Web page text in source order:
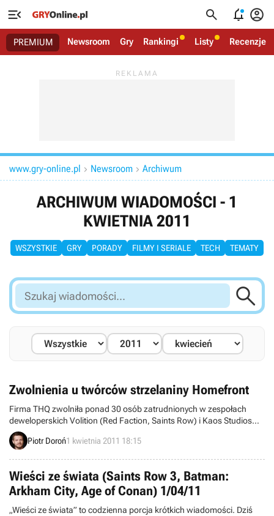
   
PREMIUM Newsroom Gry Rankingi Listy Recenzje
www.gry-online.pl  Newsroom  Archiwum
ARCHIWUM WIADOMOŚCI - 1
KWIETNIA 2011
WSZYSTKIE GRY PORADY FILMY I SERIALE TECH TEMATY
Szukaj
wiadomości...

Zwolnienia u twórców strzelaniny Homefront
Firma THQ zwolniła ponad 30 osób zatrudnionych w zespołach
deweloperskich Volition (Red Faction, Saints Row) i Kaos Studios
(Homefront).
Piotr Doroń1 kwietnia 2011 18:15
Wieści ze świata (Saints Row 3, Batman:
Arkham City, Age of Conan) 1/04/11
„Wieści ze świata” to codzienna porcja krótkich wiadomości. Dziś